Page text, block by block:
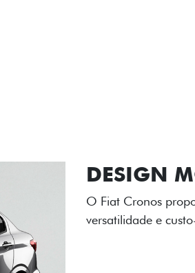
RODAS
As rodas de liga
diamantado elevam